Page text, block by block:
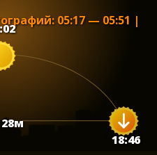
: 05:17 — 05:51 |
18:46
28м